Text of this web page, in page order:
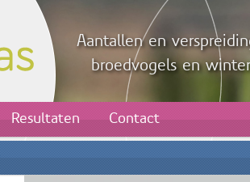
Aantallen en
broedvogels en
Resultaten Contact